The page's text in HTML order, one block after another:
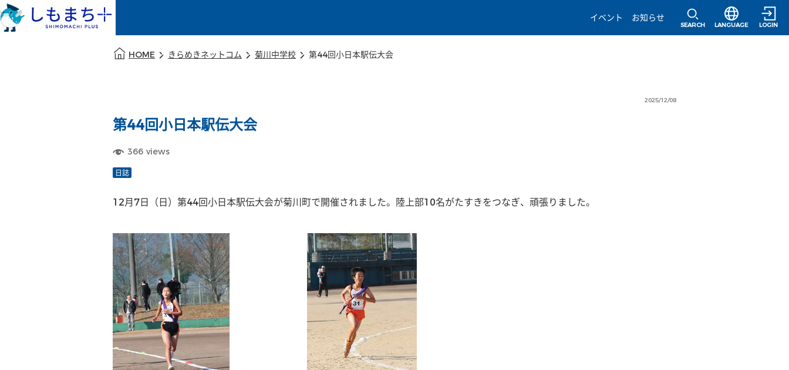
イベント
お知らせ
SEARCH
選択すると言語
LANGUAGE LOGIN
HOME きらめきネットコム 菊川中学校 第44回小日本駅伝大会
2025/12/08
第44回小日本駅伝大会
366 views
日誌
12月7日（日）第44回小日本駅伝大会が菊川町で開催されました。陸上部10名がたすきをつなぎ、頑張りました。